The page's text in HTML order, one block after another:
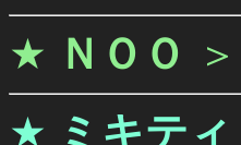
★ ＮＯＯ ＞
★ ミキティ